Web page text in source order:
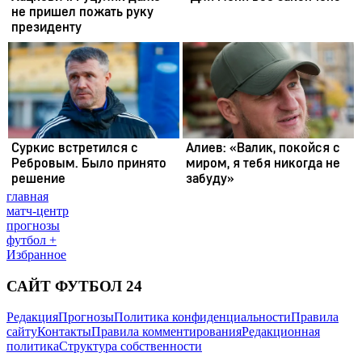
главная
матч-центр
прогнозы
футбол +
Избранное
САЙТ ФУТБОЛ 24
РедакцияПрогнозыПолитика конфиденциальностиПравила
сайтуКонтактыПравила комментированияРедакционная
политикаСтруктура собственности